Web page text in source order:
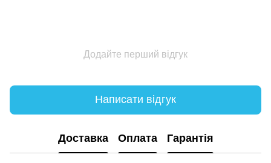
Додайте перший відгук
Написати відгук
Доставка Оплата Гарантія